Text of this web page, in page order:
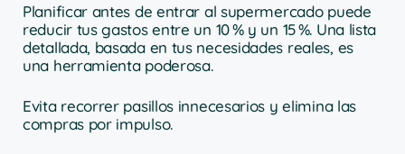
Planificar antes de entrar al supermercado puede
reducir tus gastos entre un 10 % y un 15 %. Una lista
detallada, basada en tus necesidades reales, es
una herramienta poderosa.
Evita recorrer pasillos innecesarios y elimina las
compras por impulso.